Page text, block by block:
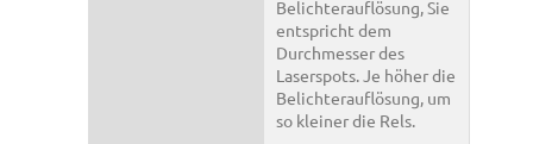
Belichterauflösung, Sie
entspricht dem
Durchmesser des
Laserspots. Je höher die
Belichterauflösung, um
so kleiner die Rels.